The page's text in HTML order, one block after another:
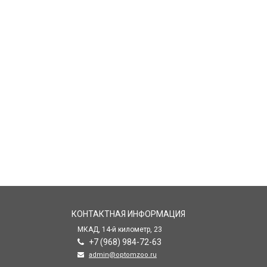
КОНТАКТНАЯ ИНФОРМАЦИЯ
МКАД, 14-й километр, 23
+7 (968) 984-72-63
admin@optomzoo.ru